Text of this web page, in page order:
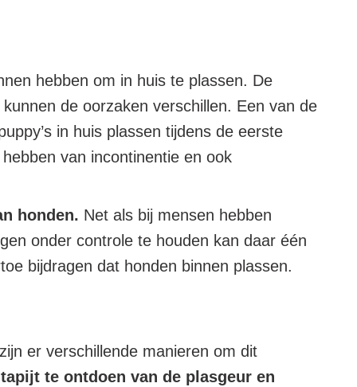
hebben om in huis te plassen. De
de oorzaken verschillen. Een van de
in huis plassen tijdens de eerste
van incontinentie en ook
honden. Net als bij mensen hebben
onder controle te houden kan daar één
bijdragen dat honden binnen plassen.
er verschillende manieren om dit
te ontdoen van de plasgeur en